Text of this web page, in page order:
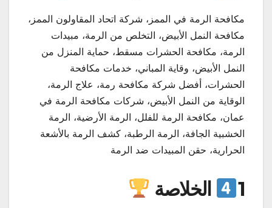
مكافحة الرمة في الممز، شركة اتحاد المقاولون الممز،
مكافحة النمل الأبيض، التخلص من الرمة، مبيدات
الرمة، مكافحة الحشرات مسقط، حماية المنزل من
النمل الأبيض، وقاية المباني، خدمات مكافحة
الحشرات، أفضل شركة مكافحة رمة، علاج الرمة،
الوقاية من النمل الأبيض، شركات مكافحة الرمة في
عمان، مكافحة الرمة للفلل، الرمة الأرضية، الرمة
الخشبية الجافة، الرمة الرطبة، كشف الرمة بالأشعة
الحرارية، حقن المبيدات ضد الرمة
1 الخلاصة